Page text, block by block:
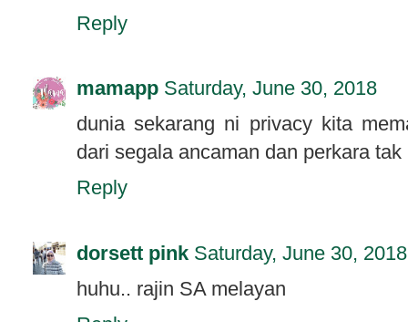
Reply
mamapp Saturday, June 30, 2018
dunia sekarang ni privacy kita
dari segala ancaman dan perkara tak
Reply
dorsett pink Saturday, June 30, 2018
huhu.. rajin SA melayan